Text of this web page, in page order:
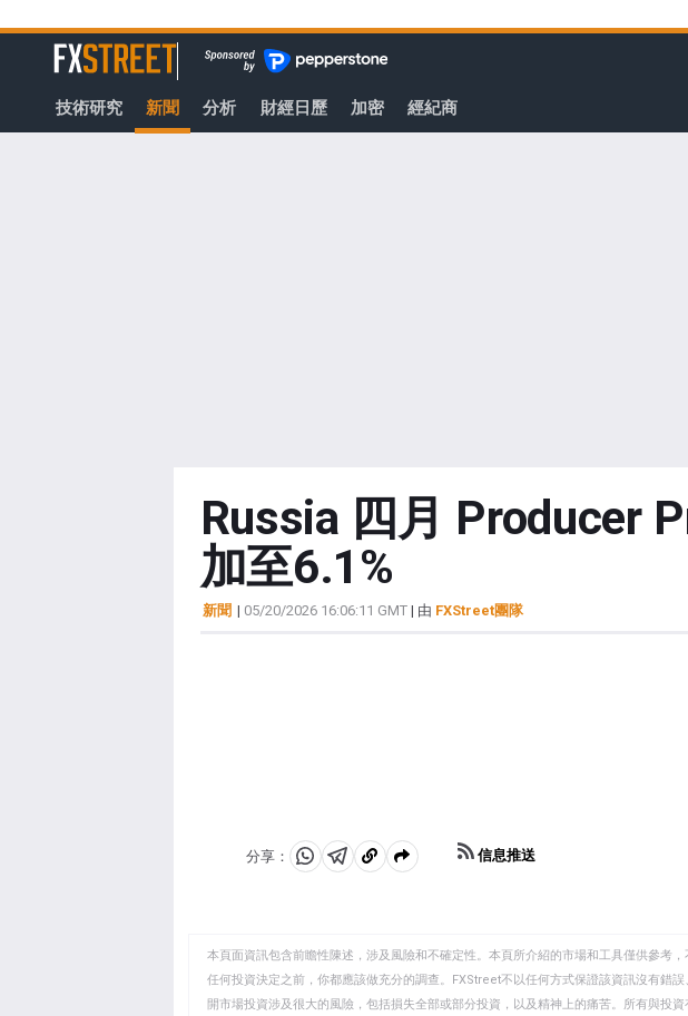
至
容
FXStreet
技術研究 新聞 分析 財經日歷 加密 經紀商
Russia 四月 Producer
加至6.1%
新聞 | 05/20/2026 16:06:11 GMT| 由 FXStreet團隊
分享：
分
WhatsApp
分
Telegram
複
剪
貼
板
信息推送
本頁面資訊包含前瞻性陳述，涉及風險和不確定性。本頁所介紹的市場和工具僅供參考
任何投資決定之前，你都應該做充分的調查。FXStreet不以任何方式保證該資訊沒有錯
開市場投資涉及很大的風險，包括損失全部或部分投資，以及精神上的痛苦。所有與投